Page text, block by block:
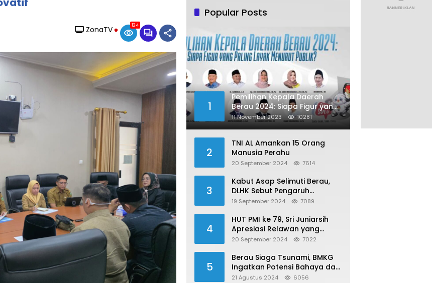
ZonaTV 124
Popular Posts
1
Pemilihan Kepala Daerah
Berau 2024: Siapa Figur yang
Paling Layak Menurut Publik?
11 November 2023 10281
2
TNI AL Amankan 15 Orang
Manusia Perahu
20 September 2024 7614
3
Kabut Asap Selimuti Berau,
DLHK Sebut Pengaruh
Karhutla
19 September 2024 7089
4
HUT PMI ke 79, Sri Juniarsih
Apresiasi Relawan yang
Konsisten Donor Darah
20 September 2024 7022
5
Berau Siaga Tsunami, BMKG
Ingatkan Potensi Bahaya dari
Megathrust Utara Sulawesi
21 Agustus 2024 6056